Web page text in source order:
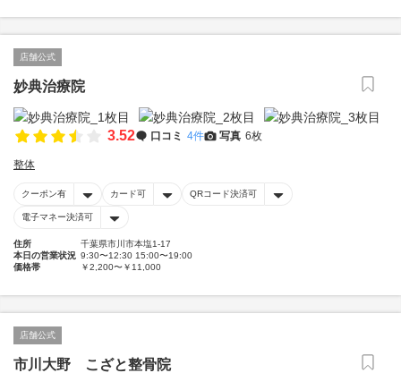
店舗公式
妙典治療院
3.52 口コミ 4件 写真 6枚
整体
クーポン有 カード可 QRコード決済可
電子マネー決済可
住所
千葉県市川市本塩1-17
本日の営業状況 9:30〜12:30 15:00〜19:00
価格帯
￥2,200〜￥11,000
店舗公式
市川大野 こざと整骨院